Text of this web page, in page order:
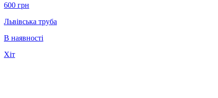
600 грн
Львівська труба
В наявності
Хіт